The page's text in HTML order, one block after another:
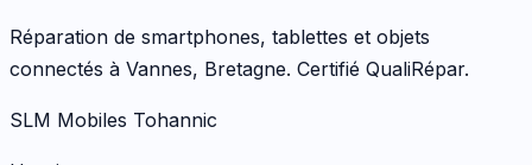
Réparation de smartphones, tablettes et objets
connectés à Vannes, Bretagne. Certifié QualiRépar.
SLM Mobiles Tohannic